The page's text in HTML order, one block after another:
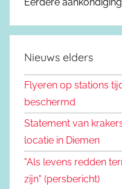
Nieuws elders
Flyeren op stations
beschermd
Statement van
locatie in Diemen
"Als levens redden
zijn" (persbericht)